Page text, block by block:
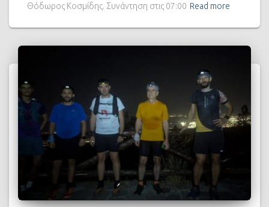
Θόδωρος Κοσμίδης. Συνάντηση στις 07:00 Read more